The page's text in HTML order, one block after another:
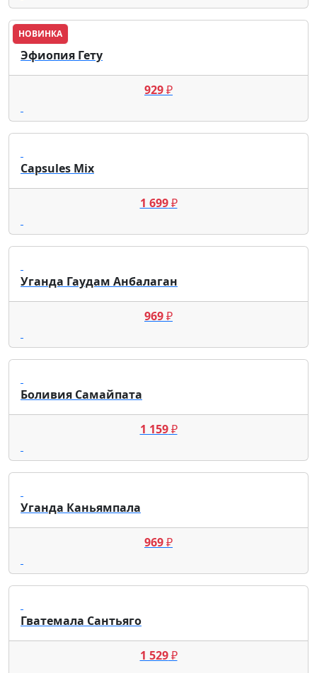
НОВИНКА
Эфиопия Гету
929₽
Capsules Mix
1 699₽
Уганда Гаудам Анбалаган
969₽
Боливия Самайпата
1 159₽
Уганда Каньямпала
969₽
Гватемала Сантьяго
1 529₽